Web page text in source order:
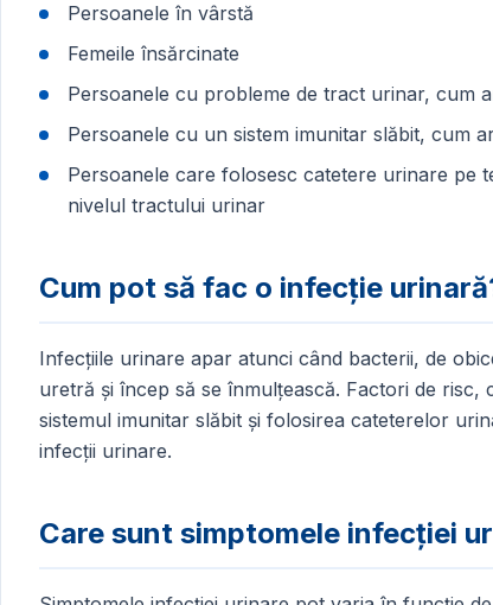
Persoanele în vârstă
Femeile însărcinate
Persoanele cu probleme de tract urinar, cum
Persoanele cu un sistem imunitar slăbit, cum
Persoanele care folosesc catetere urinare pe
nivelul tractului urinar
Cum pot să fac o infecție
Infecțiile urinare apar atunci când bacterii, de
uretră și încep să se înmulțească. Factori de
sistemul imunitar slăbit și folosirea cateterelor
infecții urinare.
Care sunt simptomele infecției